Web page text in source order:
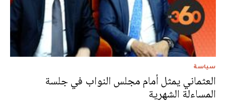
سياسة
العثماني يمثل أمام مجلس النواب في جلسة
المساءلة الشهرية